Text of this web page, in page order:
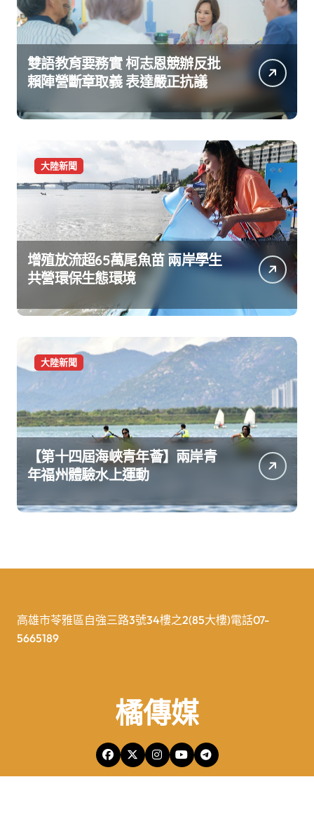
雙語教育要務實 柯志恩競辦反批
賴陣營斷章取義 表達嚴正抗議
大陸新聞
增殖放流超65萬尾魚苗 兩岸學生
共營環保生態環境
大陸新聞
【第十四屆海峽青年薈】兩岸青
年福州體驗水上運動
高雄市苓雅區自強三路3號34樓之2(85大樓)電話07-
5665189
橘傳媒